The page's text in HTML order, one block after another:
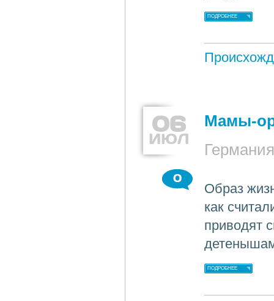
ПОДРОБНЕЕ
06
ИЮЛ
Мамы-
Германия
0
Образ
как
приводят
ПОДРОБНЕЕ